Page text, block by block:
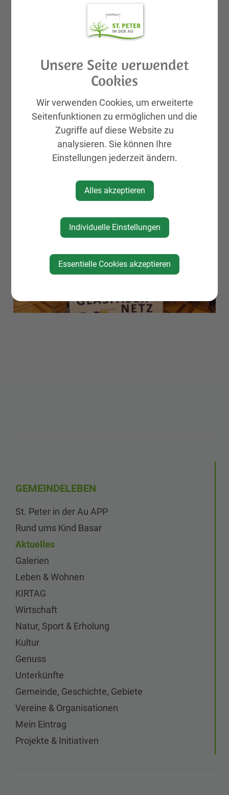
Informationsveranstaltungrund ums Thema
Glasfaserausbau in St. Peter/Au statt. Alle
und erfahren alle wichtigen Details aus erster
Es gelten die aktuellen Covid-19-
Bestimmungen!
GEMEINDELEBEN
St. Peter in der Au APP
Rund ums Kind Basar
Aktuelles
Galerien
Leben & Wohnen
KIRTAG
Wirtschaft
Natur, Sport & Erholung
Kultur
Genuss
Unterkünfte
Gemeinde, Geschichte, Gebiete
Vereine & Organisationen
Mein Eintrag
Projekte & Initiativen
Unsere Seite verwendet
Cookies
Wir verwenden Cookies, um erweiterte
Seitenfunktionen zu ermöglichen und die
Zugriffe auf diese Website zu
analysieren. Sie können Ihre
Einstellungen jederzeit ändern.
Alles akzeptieren
Individuelle Einstellungen
Essentielle Cookies akzeptieren